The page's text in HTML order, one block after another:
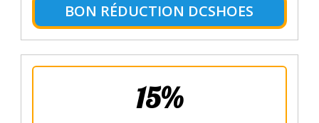
BON RÉDUCTION DCSHOES
15%